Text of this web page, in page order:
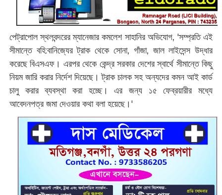
পেট্রাপোল স্থলবন্দরের ম্যানেজার কমলেশ সাহানির অভিযোগ, 'সম্প্রতি এই
সীমান্তে বহি:‌বানিজ্যের ট্রাক থেকে সোনা, গাঁজা, জাল লাইসেন্স উদ্ধার
করেছে বিএসএফ। এরপর থেকে কেন্দ্র সরকার দেশের স্বার্থে সীমান্তে কিছু
নিয়ম জারি করার নির্দেশ দিয়েছে। ট্রাক চালক সহ অন্যদের কমন আই কার্ড
চালু করার ব্যবস্থা করা হচ্ছে। এর জন্য ১৫ ফেব্রয়ারীর মধ্যে
আবেদনপত্র জমা দেওয়ার কথা বলা হয়েছে।'‌